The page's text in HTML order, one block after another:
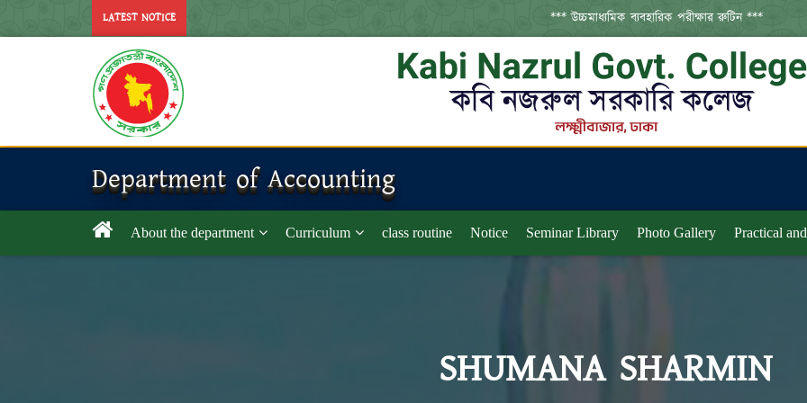
LATEST NOTICE *** উচ্চমাধ্যমিক ব্যবহারিক পরীক্ষার রুটিন ***
Department of Accounting
About the department Curriculum class routine Notice Seminar Library Photo Gallery Practical
SHUMANA SHARMIN